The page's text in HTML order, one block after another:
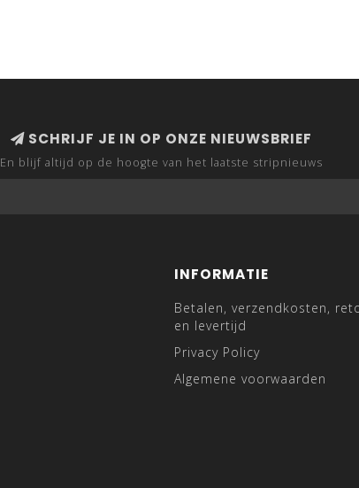
SCHRIJF JE IN OP ONZE NIEUWSBRIEF
En blijf altijd op de hoogte van het laatste stripnieuws
INFORMATIE
Betalen, verzendkosten,
en levertijd
Privacy Policy
Algemene voorwaarden